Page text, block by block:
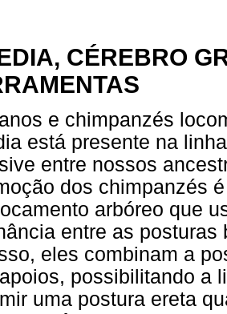
CÉREBRO
e chimpanzés
está presente na
entre nossos
dos chimpanzés
arbóreo que
entre as
eles combinam a
possibilitando a
uma postura ereta